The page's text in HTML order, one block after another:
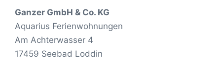
Ganzer GmbH & Co. KG
Aquarius Ferienwohnungen
Am Achterwasser 4
17459 Seebad Loddin